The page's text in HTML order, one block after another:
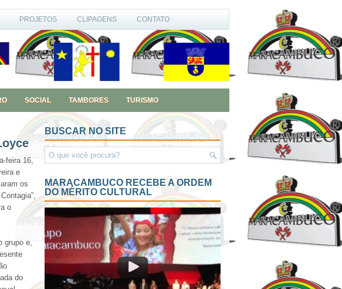
PROJETOS CLIPAGENS CONTATO
SOCIAL TAMBORES TURISMO
feira 16,
e
os
o
grupo e,
do
BUSCAR NO SITE
MARACAMBUCO RECEBE A ORDEM
DO MÉRITO CULTURAL